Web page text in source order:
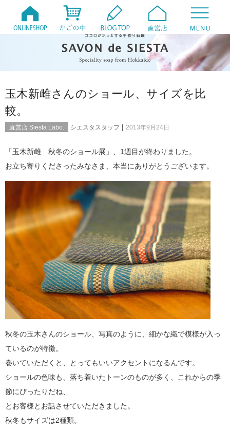
玉木新雌さんのショール、サイズを比
較。
直営店 Siesta Labo. シエスタスタッフ | 2013年9月24日
「玉木新雌 秋冬のショール展」、1週目が終わりました。
お立ち寄りくださったみなさま、本当にありがとうございます。
秋冬の玉木さんのショール、写真のように、細かな織で模様が入っ
ているのが特徴。
巻いていただくと、とってもいいアクセントになるんです。
ショールの色味も、落ち着いたトーンのものが多く、これからの季
節にぴったりだね、
とお客様とお話させていただきました。
秋冬もサイズは2種類。